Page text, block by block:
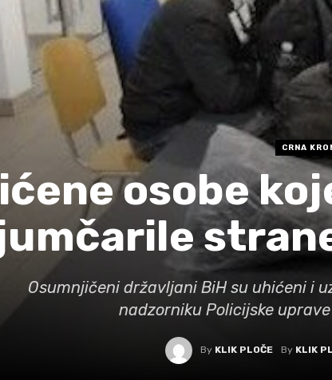
CRNA
osobe
Osumnjičeni državljani BiH su uhićeni i
nadzorniku Policijske
By KLIK PLOČE By KLIK